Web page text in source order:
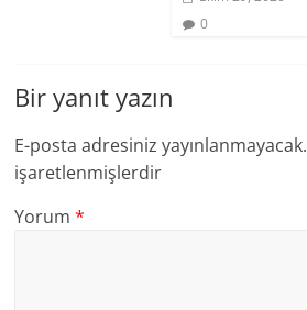
0
Bir yanıt yazın
E-posta adresiniz yayınlanmayacak.
işaretlenmişlerdir
Yorum*